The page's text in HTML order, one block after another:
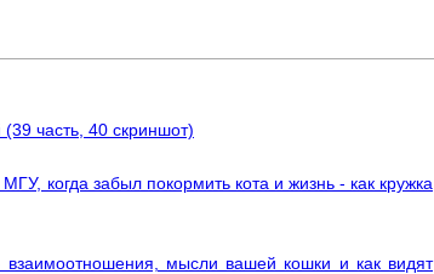
часть, 40 скриншот)
когда забыл покормить кота и жизнь - как кружка
мысли вашей кошки и как видят